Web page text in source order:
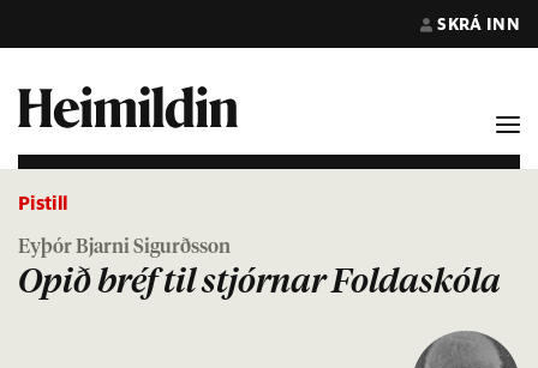
SKRÁ INN
Pistill
Eyþór Bjarni Sigurðsson
Opið bréf til stjórnar Foldaskóla